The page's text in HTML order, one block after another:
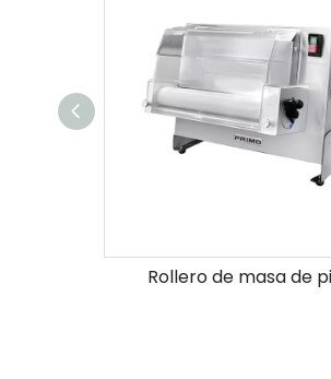
Rollero de masa de